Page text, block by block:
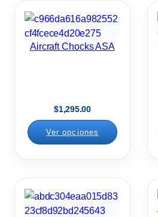
Aircraft Chocks ASA
$1,295.00
Ver opciones